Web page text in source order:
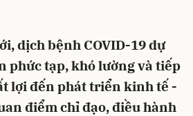
dịch bệnh COVID-19 dự
phức tạp, khó lường và tiếp
lợi đến phát triển kinh tế -
điểm chỉ đạo, điều hành
Hủy Gửi